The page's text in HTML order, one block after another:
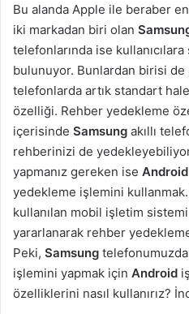
Bu alanda Apple ile beraber
iki markadan biri olan
telefonlarında ise
bulunuyor. Bunlardan birisi de
telefonlarda artık standart
özelliği. Rehber yedekleme
içerisinde Samsung akıllı
rehberinizi de
yapmanız gereken ise Android
yedekleme işlemini
kullanılan mobil işletim sistemi
yararlanarak rehber
Peki, Samsung
işlemini yapmak için Android
özelliklerini nasıl kullanırız?